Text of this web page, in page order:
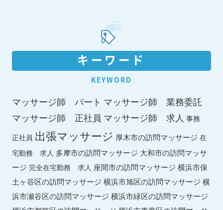
キーワード
KEYWORD
マッサージ師 パート マッサージ師 業務委託
マッサージ師 正社員 マッサージ師 求人 事務
正社員 出張マッサージ 厚木市の訪問マッサージ 在
宅勤務 求人 多摩市の訪問マッサージ 大和市の訪問マッサ
ージ 完全在宅勤務 求人 座間市の訪問マッサージ 横浜市保
土ヶ谷区の訪問マッサージ 横浜市旭区の訪問マッサージ 横
浜市瀬谷区の訪問マッサージ 横浜市緑区の訪問マッサージ